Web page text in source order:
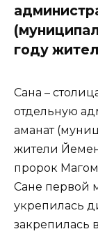
году
Сана –
отдельную
аманат
жители
пророк
Сане первой
укрепилась
закрепилась